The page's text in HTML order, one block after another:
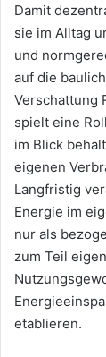
Damit
sie im Alltag
und
auf die
Verschattung
spielt eine
im Blick
eigenen
Langfristig
Energie im
nur als
zum Teil
etablieren.